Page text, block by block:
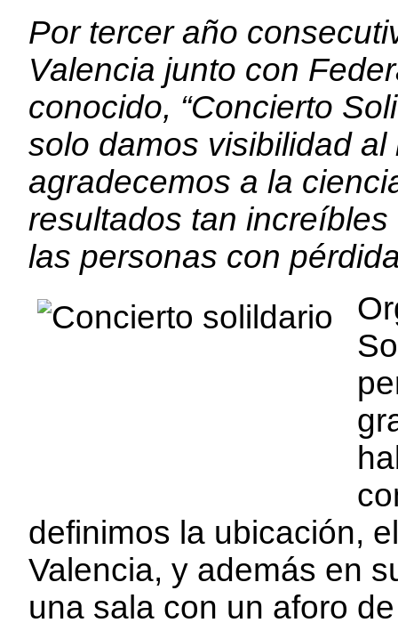
Por tercer año
Valencia junto con
conocido, “Concierto
solo damos visibilidad
agradecemos a la
resultados tan
las personas con
definimos la ubicación,
Valencia, y además en
una sala con un aforo